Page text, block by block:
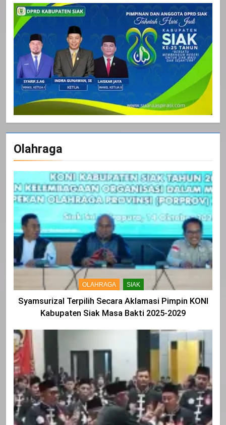
Olahraga
OLAHRAGA SIAK
Syamsurizal Terpilih Secara Aklamasi Pimpin KONI
Kabupaten Siak Masa Bakti 2025-2029